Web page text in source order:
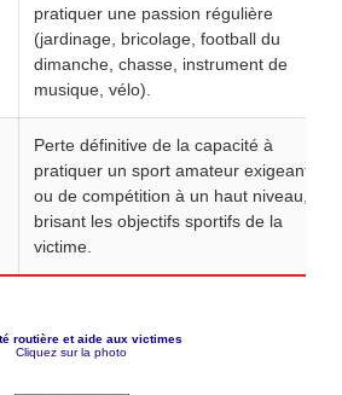
pratiquer une passion régulière
(jardinage, bricolage, football du
dimanche, chasse, instrument de
musique, vélo).
Perte définitive de la capacité à
pratiquer un sport amateur exigeant
ou de compétition à un haut niveau,
brisant les objectifs sportifs de la
victime.
routière et aide aux victimes
Cliquez sur la photo